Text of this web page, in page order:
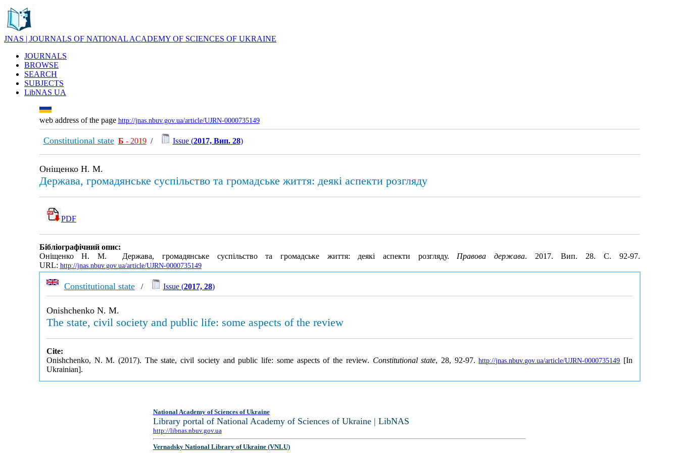
JNAS | JOURNALS OF NATIONAL ACADEMY OF SCIENCES OF UKRAINE
JOURNALS
BROWSE
SEARCH
SUBJECTS
LibNAS UA
web address of the page http://jnas.nbuv.gov.ua/article/UJRN-0000735149
Constitutional state Б - 2019/ Issue (2017, Вип. 28)
Оніщенко Н. М.
Держава, громадянське суспільство та громадське життя: деякі аспекти розгляду
PDF
Бібліографічний опис:
Оніщенко Н. М. Держава, громадянське суспільство та громадське життя: деякі аспекти розгляду.Правова держава. 2017. Вип. 28. С. 92-97.
URL: http://jnas.nbuv.gov.ua/article/UJRN-0000735149
Constitutional state/ Issue (2017, 28)
Onishchenko N. M.
The state, civil society and public life: some aspects of the review
Cite:
Onishchenko, N. M. (2017). The state, civil society and public life: some aspects of the review. Constitutional state, 28, 92-97.http://jnas.nbuv.gov.ua/article/UJRN-0000735149 [In
Ukrainian].
National Academy of Sciences of Ukraine
Library portal of National Academy of Sciences of Ukraine | LibNAS
http://libnas.nbuv.gov.ua
Vernadsky National Library of Ukraine (VNLU)